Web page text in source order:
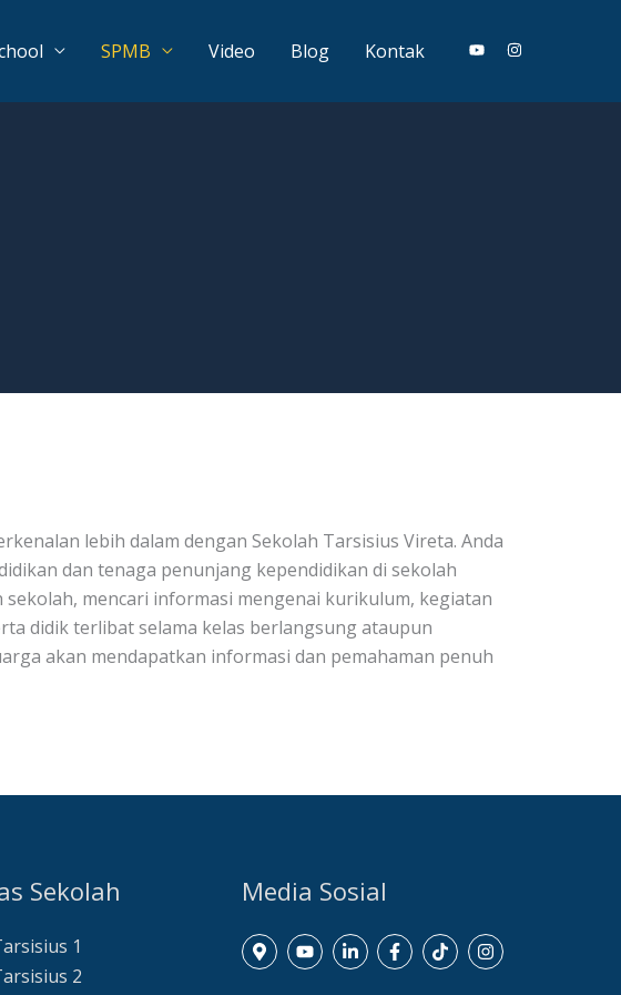
SPMB Video Blog Kontak
lebih dalam dengan Sekolah Tarsisius Vireta. Anda
dan tenaga penunjang kependidikan di sekolah
mencari informasi mengenai kurikulum, kegiatan
didik terlibat selama kelas berlangsung ataupun
akan mendapatkan informasi dan pemahaman penuh
Sekolah
1
2
Media Sosial